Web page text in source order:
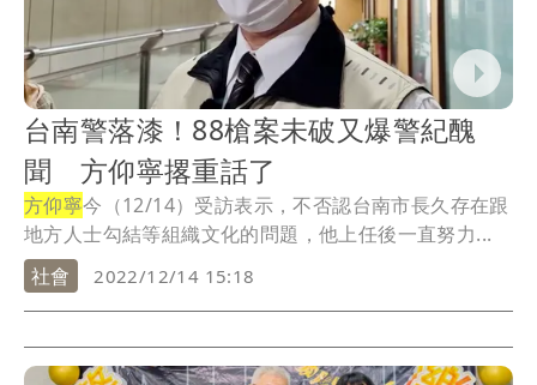
台南警落漆！88槍案未破又爆警紀醜
聞 方仰寧撂重話了
方仰寧今（12/14）受訪表示，不否認台南市長久存在跟
地方人士勾結等組織文化的問題，他上任後一直努力...
社會
2022/12/14 15:18